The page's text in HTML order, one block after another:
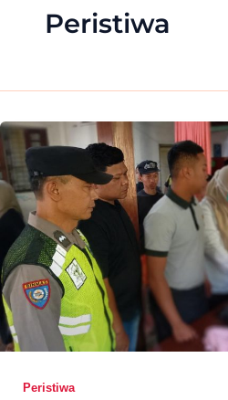
Peristiwa
Peristiwa